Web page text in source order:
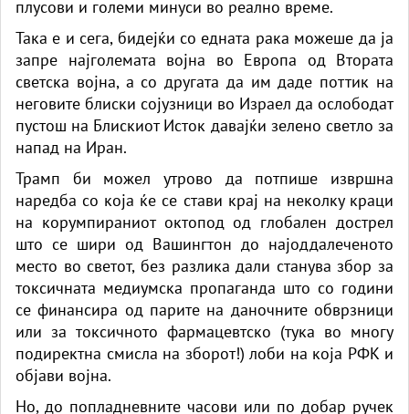
плусови и големи минуси во реално време.
Така е и сега, бидејќи со едната рака можеше да ја
запре најголемата војна во Европа од Втората
светска војна, а со другата да им даде поттик на
неговите блиски сојузници во Израел да ослободат
пустош на Блискиот Исток давајќи зелено светло за
напад на Иран.
Трамп би можел утрово да потпише извршна
наредба со која ќе се стави крај на неколку краци
на корумпираниот октопод од глобален дострел
што се шири од Вашингтон до најоддалеченото
место во светот, без разлика дали станува збор за
токсичната медиумска пропаганда што со години
се финансира од парите на даночните обврзници
или за токсичното фармацевтско (тука во многу
подиректна смисла на зборот!) лоби на која РФК и
објави војна.
Но, до попладневните часови или по добар ручек